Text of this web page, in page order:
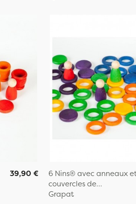
39,90 €
6 Nins® avec anneaux
couvercles de...
Grapat